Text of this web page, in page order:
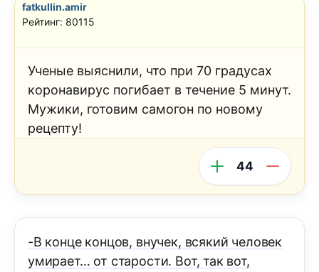
fatkullin.amir
Рейтинг: 80115
Ученые выяснили, что при 70 градусах
коронавирус погибает в течение 5 минут.
Мужики, готовим самогон по новому
рецепту!
44
-В конце концов, внучек, всякий человек
умирает… от старости. Вот, так вот,